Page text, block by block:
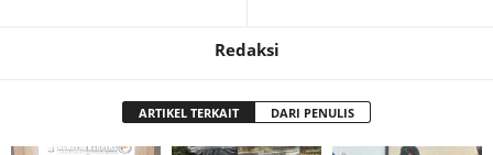
Redaksi
ARTIKEL TERKAIT DARI PENULIS